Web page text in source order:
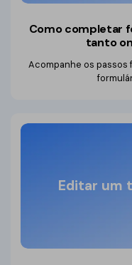
Como completar
tanto
Acompanhe os
Editar um